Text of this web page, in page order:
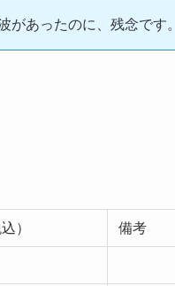
があったのに、残念です。
） 備考